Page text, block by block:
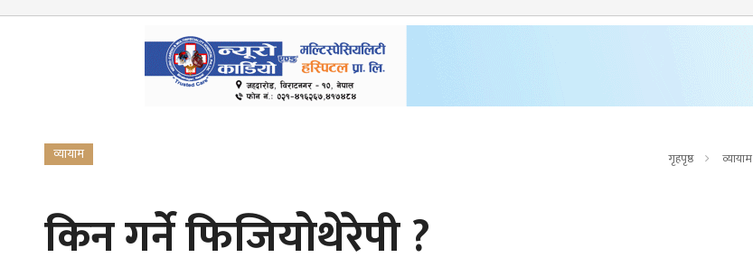
व्यायाम गृहपृष्ठ व्यायाम
किन गर्ने फिजियोथेरेपी ?